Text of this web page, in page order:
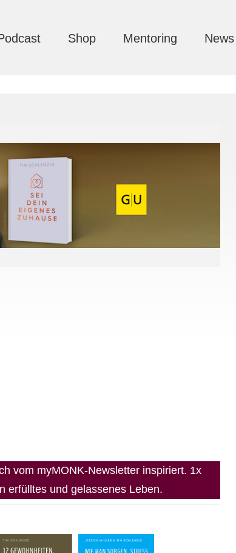
Shop Mentoring News
vom myMONK-Newsletter inspiriert. 1x
erfülltes und gelassenes Leben.